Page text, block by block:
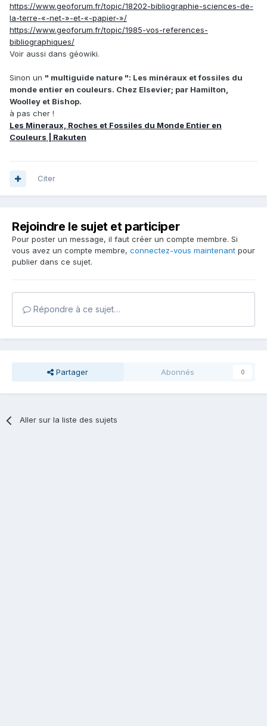
https://www.geoforum.fr/topic/18202-bibliographie-sciences-de-
la-terre-«-net-»-et-«-papier-»/
https://www.geoforum.fr/topic/1985-vos-references-
bibliographiques/
Voir aussi dans géowiki.
Sinon un " multiguide nature ": Les minéraux et fossiles du
monde entier en couleurs. Chez Elsevier; par Hamilton,
Woolley et Bishop.
à pas cher !
Les Mineraux, Roches et Fossiles du Monde Entier en
Couleurs | Rakuten
Citer
Rejoindre le sujet et participer
Pour poster un message, il faut créer un compte membre. Si
vous avez un compte membre, connectez-vous maintenant pour
publier dans ce sujet.
Répondre à ce sujet…
Partager Abonnés 0
Aller sur la liste des sujets